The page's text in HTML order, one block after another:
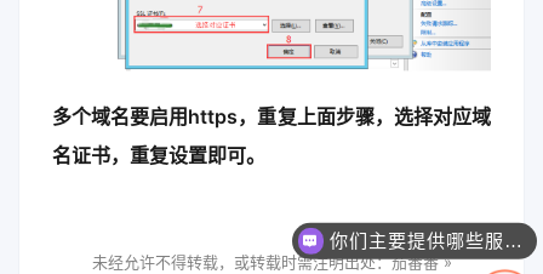
多个域名要启用https，重复上面步骤，选择对应域
名证书，重复设置即可。
未经允许不得转载，或转载时需注明出处：茄番番 »
你们主要提供哪些服务？可以根据需求定制吗？